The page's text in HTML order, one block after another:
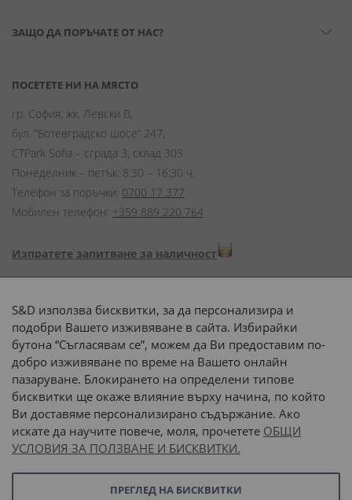
ЗАЩО ДА ПОРЪЧАТЕ ОТ НАС?
ПОСЕТЕТЕ НИ НА МЯСТО
гр. София, жк. Левски В,
бул. “Ботевградско шосе” 247,
CTPark Sofia – сграда 3, склад 303
Понеделник – петък: 8:30 – 16:30 ч.
Телефон за поръчки: 0700 17 377
Мобилен телефон: +359 889 220 764
Изпратете запитване за наличност
Начини на плащане:
Доставка до адрес с:
или
наш транспорт
S&D използва бисквитки, за да персонализира и
подобри Вашето изживяване в сайта. Избирайки
бутона “Съгласявам се”, можем да Ви предоставим по-
добро изживяване по време на Вашето онлайн
пазаруване. Блокирането на определени типове
бисквитки ще окаже влияние върху начина, по който
Ви доставяме персонализирано съдържание. Ако
искате да научите повече, моля, прочетете ОБЩИ
УСЛОВИЯ ЗА ПОЛЗВАНЕ И БИСКВИТКИ.
ПРЕГЛЕД НА БИСКВИТКИ